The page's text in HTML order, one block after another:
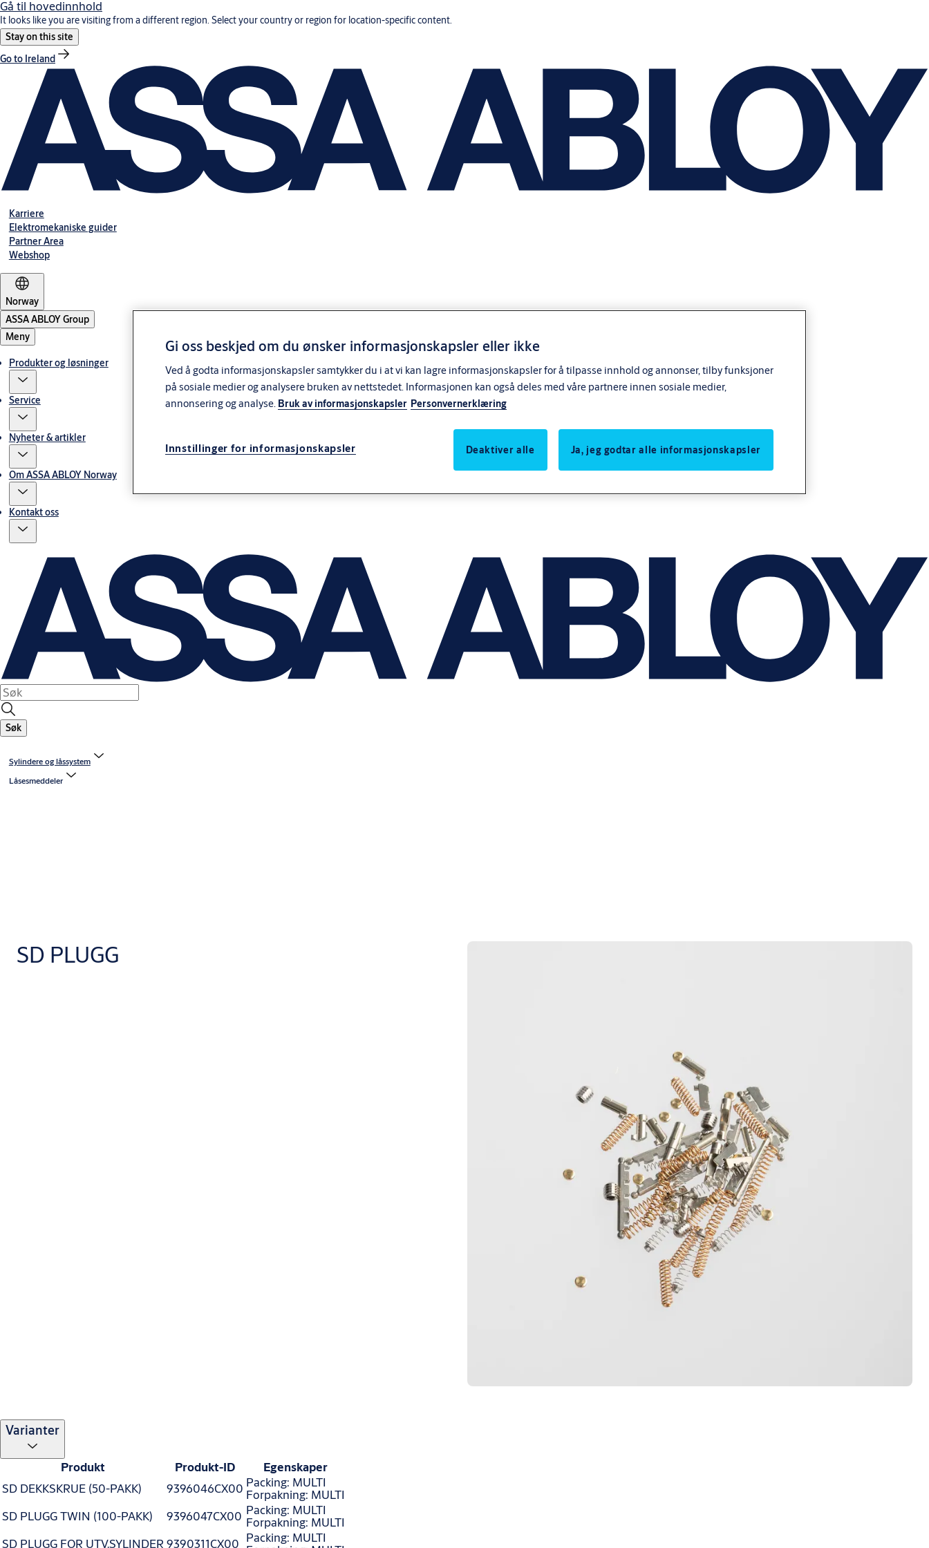
Gå til hovedinnhold
It looks like you are visiting from a different region. Select your country or region for location-specific content.
Stay on this site
Go to Ireland
Karriere
Elektromekaniske guider
Partner Area
Webshop
Norway
ASSA ABLOY Group
Meny
Produkter og løsninger
Service
Nyheter & artikler
Om ASSA ABLOY Norway
Kontakt oss
Søk
Sylindere og låssystem
Låsesmeddeler
SD PLUGG
Varianter
Produkt Produkt-ID
Egenskaper
SD DEKKSKRUE (50-PAKK)
9396046CX00 Packing: MULTI
Forpakning: MULTI
SD PLUGG TWIN (100-PAKK)
9396047CX00 Packing: MULTI
Forpakning: MULTI
SD PLUGG FOR UTV.SYLINDER 9390311CX00 Packing: MULTI
Gi oss beskjed om du ønsker informasjonskapsler eller ikke
Ved å godta informasjonskapsler samtykker du i at vi kan lagre informasjonskapsler for å tilpasse innhold og annonser, tilby funksjoner
på sosiale medier og analysere bruken av nettstedet. Informasjonen kan også deles med våre partnere innen sosiale medier,
annonsering og analyse. Bruk av informasjonskapsler Personvernerklæring
Innstillinger for informasjonskapsler Deaktiver alle Ja, jeg godtar alle informasjonskapsler